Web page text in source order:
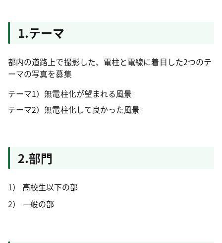
1.テーマ
都内の道路上で撮影した、電柱と電線に着目した2つのテ
ーマの写真を募集
テーマ1）無電柱化が望まれる風景
テーマ2）無電柱化して良かった風景
2.部門
高校生以下の部
一般の部